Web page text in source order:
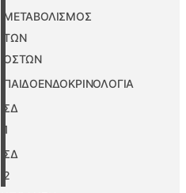
ΜΕΤΑΒΟΛΙΣΜΟΣ
ΤΩΝ
ΟΣΤΩΝ
ΠΑΙΔΟΕΝΔΟΚΡΙΝΟΛΟΓΙΑ
ΣΔ
1
ΣΔ
2